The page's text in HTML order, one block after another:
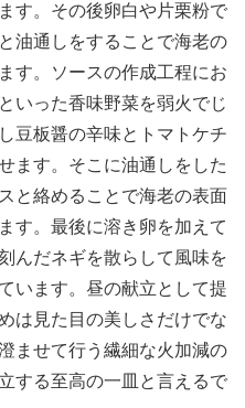
す。その後卵白や片栗粉で
油通しをすることで海老の
す。ソースの作成工程にお
いった香味野菜を弱火でじ
豆板醤の辛味とトマトケチ
ます。そこに油通しをした
と絡めることで海老の表面
す。最後に溶き卵を加えて
んだネギを散らして風味を
います。昼の献立として提
は見た目の美しさだけでな
ませて行う繊細な火加減の
する至高の一皿と言えるで